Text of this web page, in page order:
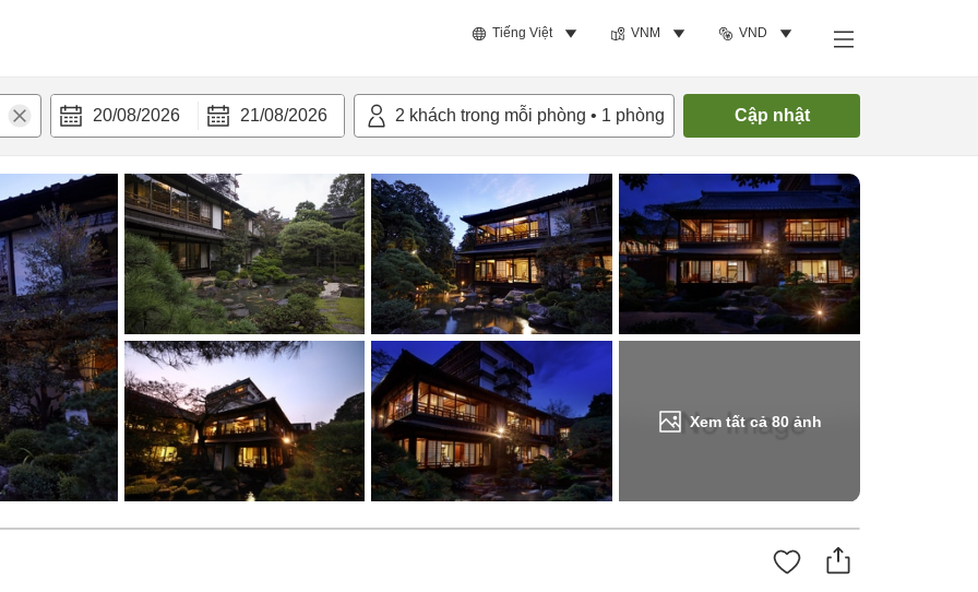
Tiếng Việt VNM VND
20/08/2026 21/08/2026 2 khách trong mỗi phòng • 1 phòng Cập nhật
Xem tất cả80 ảnh
bật Tiện nghi Tìm phòng trống